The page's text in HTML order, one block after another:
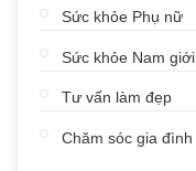
Sức khỏe Phụ nữ
Sức khỏe Nam giới
Tư vấn làm đẹp
Chăm sóc gia đình